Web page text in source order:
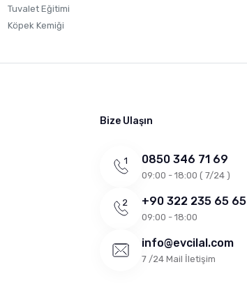
Tuvalet Eğitimi
Köpek Kemiği
Bize Ulaşın
0850 346 71 69
09:00 - 18:00 ( 7/24 )
+90 322 235 65 65
09:00 - 18:00
info@evcilal.com
7 /24 Mail İletişim